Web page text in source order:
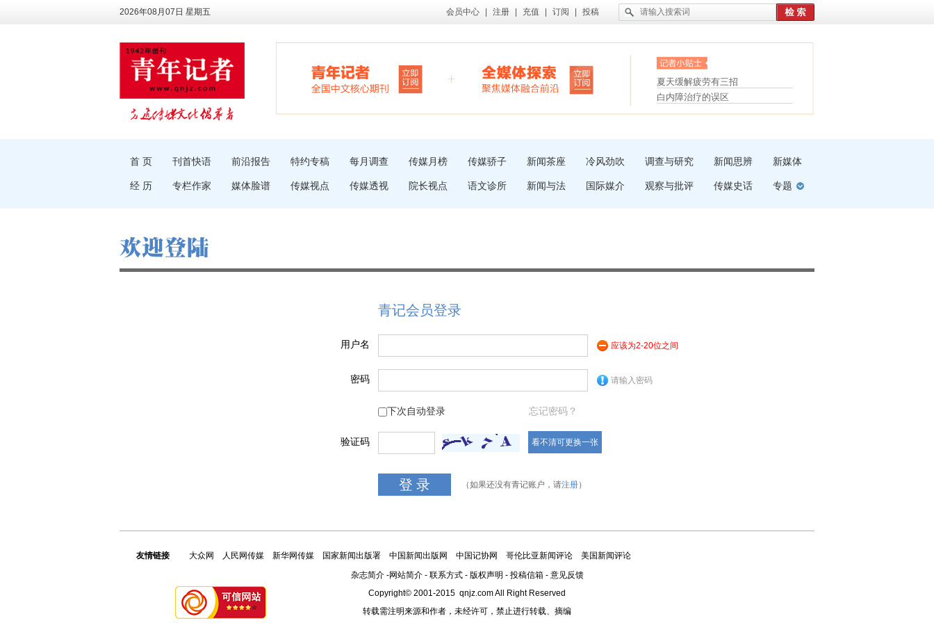
2026年08月07日 星期五 会员中心 注册 充值 订阅 投稿
“枝桠”“树桠”宜写成“枝...
夏天缓解疲劳有三招
护腰，摆脱六大坏习惯
受伤了冰敷还是热敷
白内障治疗的误区
首 页 刊首快语 前沿报告 特约专稿 每月调查 传媒月榜 传媒骄子 新闻茶座 冷风劲吹 调查与研究 新闻思辨 新媒体
经 历 专栏作家 媒体脸谱 传媒视点 传媒透视 院长视点 语文诊所 新闻与法 国际媒介 观察与批评 传媒史话 专题
青记会员登录
用户名 应该为2-20位之间
密码 请输入密码
下次自动登录 忘记密码？
验证码 看不清可更换一张
（如果还没有青记账户，请注册）
友情链接 大众网 人民网传媒 新华网传媒 国家新闻出版署 中国新闻出版网 中国记协网 哥伦比亚新闻评论
美国新闻评论
杂志简介-网站简介- 联系方式- 版权声明 - 投稿信箱- 意见反馈
Copyright© 2001-2015 qnjz.com All Right Reserved
转载需注明来源和作者，未经许可，禁止进行转载、摘编